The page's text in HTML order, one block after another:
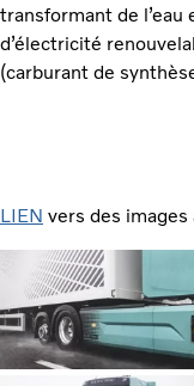
transformant de l’eau
d’électricité
(carburant de
LIEN vers des